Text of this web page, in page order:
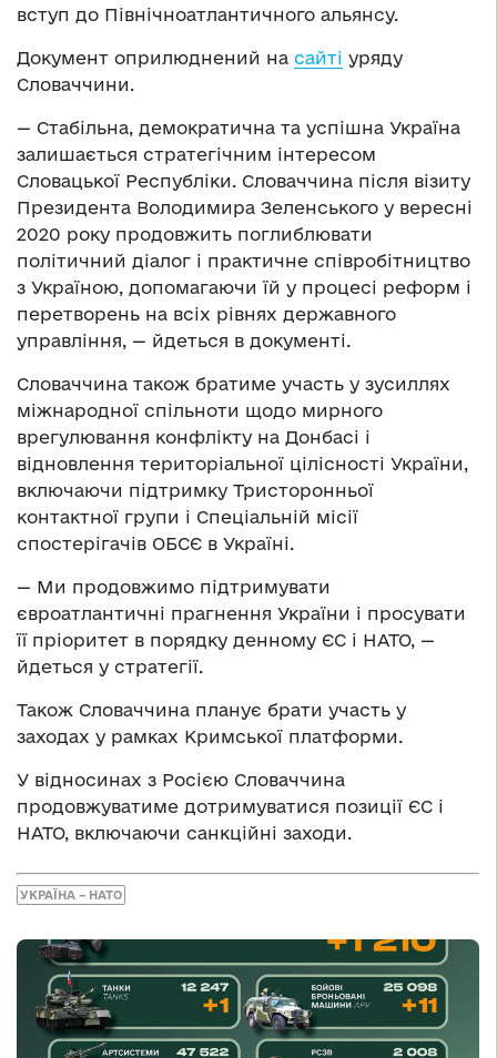
вступ до Північноатлантичного альянсу.
Документ оприлюднений на сайті уряду
Словаччини.
— Стабільна, демократична та успішна Україна
залишається стратегічним інтересом
Словацької Республіки. Словаччина після візиту
Президента Володимира Зеленського у вересні
2020 року продовжить поглиблювати
політичний діалог і практичне співробітництво
з Україною, допомагаючи їй у процесі реформ і
перетворень на всіх рівнях державного
управління, — йдеться в документі.
Словаччина також братиме участь у зусиллях
міжнародної спільноти щодо мирного
врегулювання конфлікту на Донбасі і
відновлення територіальної цілісності України,
включаючи підтримку Тристоронньої
контактної групи і Спеціальній місії
спостерігачів ОБСЄ в Україні.
— Ми продовжимо підтримувати
євроатлантичні прагнення України і просувати
її пріоритет в порядку денному ЄС і НАТО, —
йдеться у стратегії.
Також Словаччина планує брати участь у
заходах у рамках Кримської платформи.
У відносинах з Росією Словаччина
продовжуватиме дотримуватися позиції ЄС і
НАТО, включаючи санкційні заходи.
УКРАЇНА – НАТО